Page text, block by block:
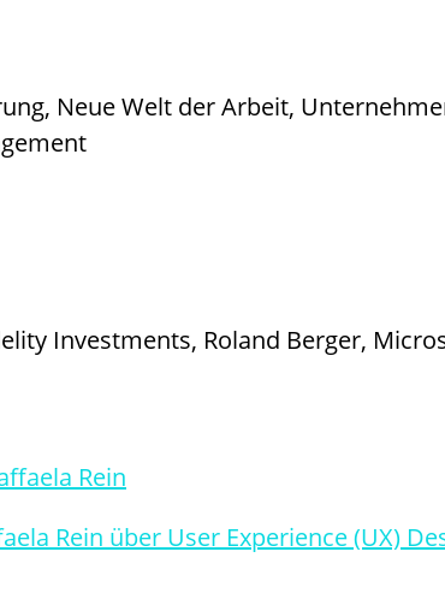
Neue Welt der Arbeit,
Investments, Roland Berger,
Rein
Rein über User Experience (UX)